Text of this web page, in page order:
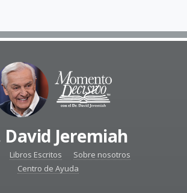
David Jeremiah
Libros Escritos
Sobre nosotros
Centro de Ayuda